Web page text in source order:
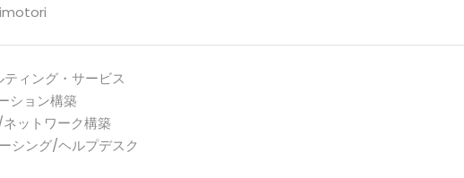
ティング・サービス
ション構築
ットワーク構築
シング/ヘルプデスク